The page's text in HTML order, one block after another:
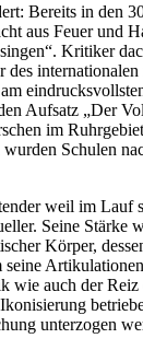
Bereits in den
aus Feuer und
Kritiker
„Der
im
Schulen
weil im Lauf
Seine Stärke
Körper,
auch der
unterzogen